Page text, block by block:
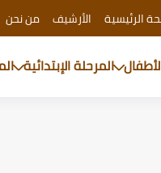
الرئيسية الأرشيف من نحن
المرحلة الإبتدائية